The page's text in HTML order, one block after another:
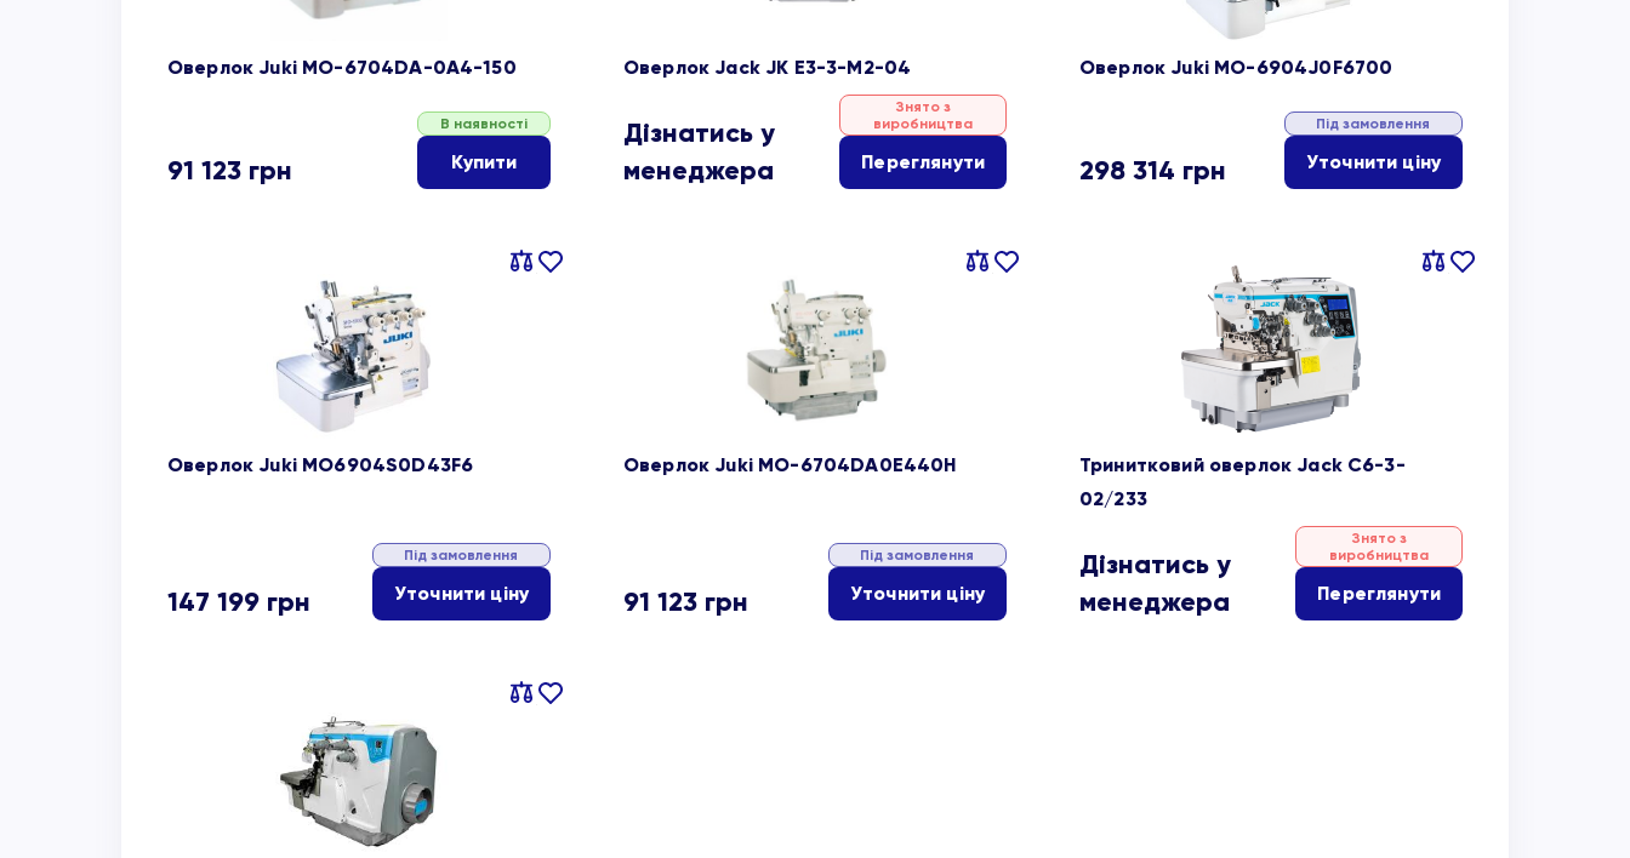
Оверлок Juki MO-6704DA-0A4-150
91 123 грн
В наявності
Купити
Оверлок Jack JK E3-3-M2-04
Дізнатись у
менеджера
Знято з
виробництва
Переглянути
Оверлок Juki MO-6904J0F6700
298 314 грн
Під замовлення
Уточнити ціну
Порівняти
В
Оверлок Juki MO6904S0D43F6
147 199 грн
Під замовлення
Уточнити ціну
Порівняти
В
Оверлок Juki MO-6704DA0E440H
91 123 грн
Під замовлення
Уточнити ціну
Порівняти
В
Тринитковий оверлок Jack C6-3-
02/233
Дізнатись у
менеджера
Знято з
виробництва
Переглянути
Порівняти
В